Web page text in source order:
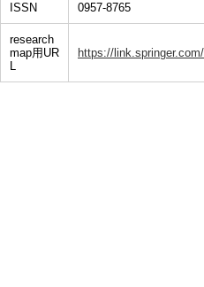
ISSN 0957-8765
research
map用UR
L
https://